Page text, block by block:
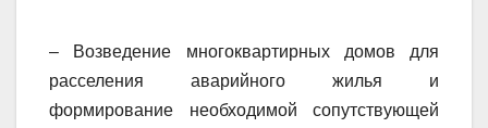
– Возведение многоквартирных домов для
расселения аварийного жилья и
формирование необходимой сопутствующей